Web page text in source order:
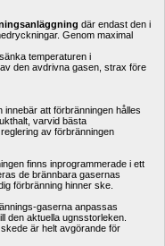
där endast den i
Genom maximal
temperaturen i
den avdrivna gasen, strax före
att förbränningen hålles
varvid bästa
av förbränningen
finns inprogrammerade i ett
de brännbara gasernas
förbränning hinner ske.
gaserna anpassas
den aktuella ugnsstorleken.
är helt avgörande för